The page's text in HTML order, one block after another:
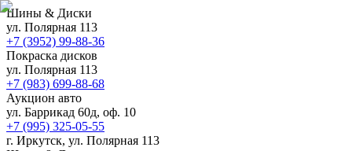
Шины & Диски
ул. Полярная 113
+7 (3952) 99-88-36
Покраска дисков
ул. Полярная 113
+7 (983) 699-88-68
Аукцион авто
ул. Баррикад 60д, оф. 10
+7 (995) 325-05-55
г. Иркутск, ул. Полярная 113